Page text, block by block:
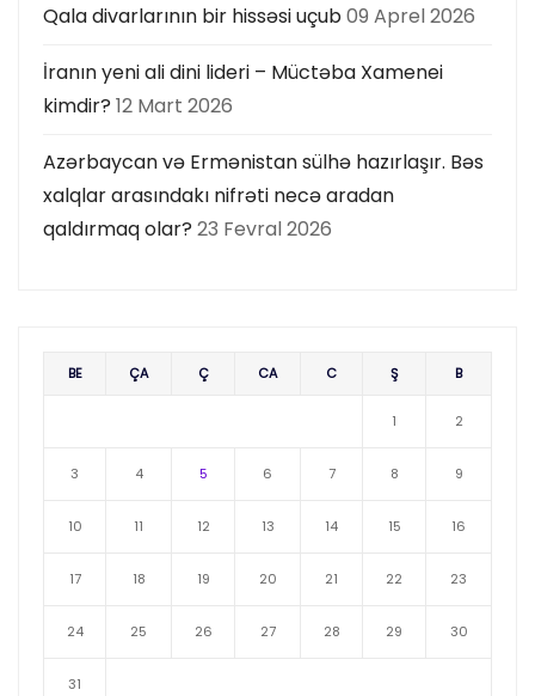
Qala divarlarının bir hissəsi uçub09 Aprel 2026
İranın yeni ali dini lideri – Müctəba Xamenei
kimdir? 12 Mart 2026
Azərbaycan və Ermənistan sülhə hazırlaşır. Bəs
xalqlar arasındakı nifrəti necə aradan
qaldırmaq olar? 23 Fevral 2026
BE ÇA Ç CA C Ş B
1 2
3 4 5 6 7 8 9
10 11 12 13 14 15 16
17 18 19 20 21 22 23
24 25 26 27 28 29 30
31